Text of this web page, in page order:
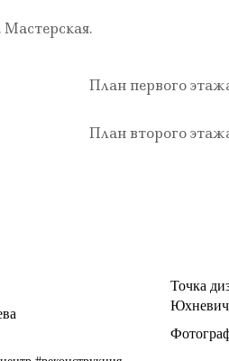
План первого
План второго
Точка
Юхневич